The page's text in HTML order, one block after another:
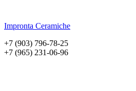
Impronta Ceramiche
+7 (903) 796-78-25
+7 (965) 231-06-96